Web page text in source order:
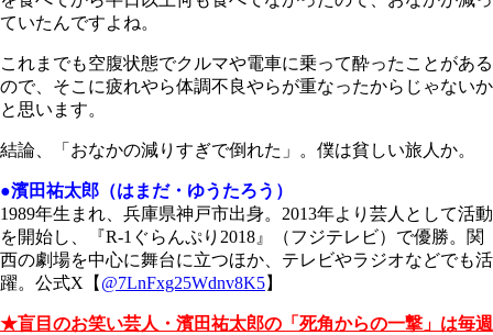
ていたんですよね。
これまでも空腹状態でクルマや電車に乗って酔ったことがある
ので、そこに疲れやら体調不良やらが重なったからじゃないか
と思います。
結論、「おなかの減りすぎで倒れた」。僕は貧しい旅人か。
●濱田祐太郎（はまだ・ゆうたろう）
1989年生まれ、兵庫県神戸市出身。 2013年より芸人として活動
を開始し、『R-1 ぐらんぷり 2018 』（フジテレビ）で優勝。関
西の劇場を中心に舞台に立つほか、テレビやラジオなどでも活
躍。公式X【 @7LnFxg25Wdnv8K5】
★盲目のお笑い芸人・濱田祐太郎の「死角からの一撃」は毎週